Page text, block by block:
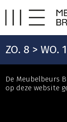
ZO. 8 > WO.
De Meubelbeurs
op deze website